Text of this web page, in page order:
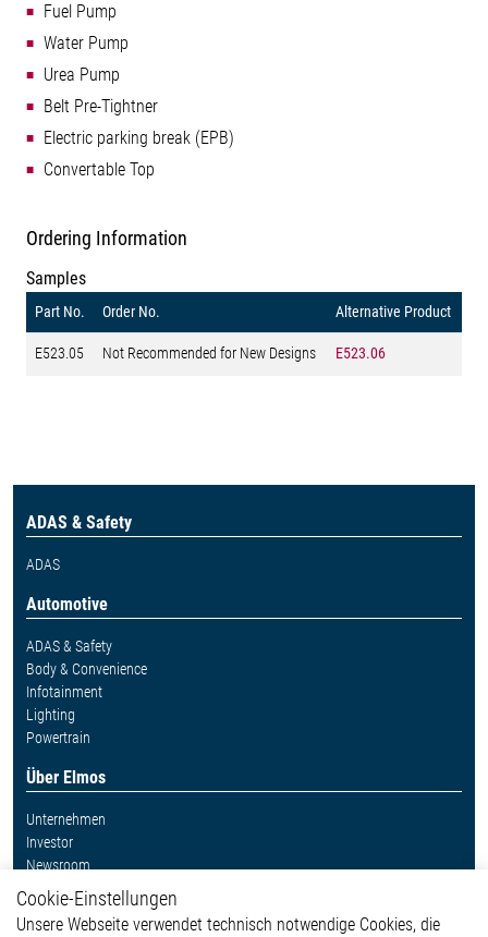
Fuel Pump
Water Pump
Urea Pump
Belt Pre-Tightner
Electric parking break (EPB)
Convertable Top
Ordering Information
Samples
Part No. Order No. Alternative Product
E523.05 Not Recommended for New Designs E523.06
ADAS & Safety
ADAS
Automotive
ADAS & Safety
Body & Convenience
Infotainment
Lighting
Powertrain
Über Elmos
Unternehmen
Investor
Newsroom
Weitere Links
Cookie-Einstellungen
Unsere Webseite verwendet technisch notwendige Cookies, die